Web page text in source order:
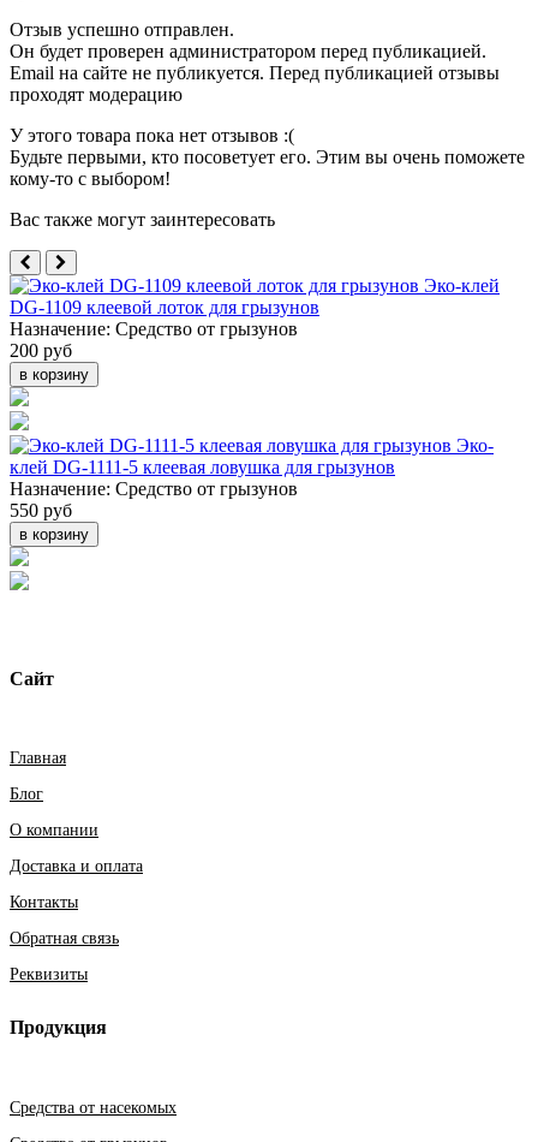
Отзыв успешно отправлен.
Он будет проверен администратором перед публикацией.
Email на сайте не публикуется. Перед публикацией отзывы
проходят модерацию
У этого товара пока нет отзывов :(
Будьте первыми, кто посоветует его. Этим вы очень поможете
кому-то с выбором!
Вас также могут заинтересовать
Эко-клей
DG-1109 клеевой лоток для грызунов
Назначение: Средство от грызунов
200 руб
в корзину
Эко-
клей DG-1111-5 клеевая ловушка для грызунов
Назначение: Средство от грызунов
550 руб
в корзину
Сайт
Главная
Блог
О компании
Доставка и оплата
Контакты
Обратная связь
Реквизиты
Продукция
Средства от насекомых